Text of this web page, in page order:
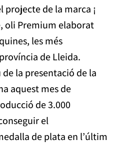
projecte de la marca ¡
oli Premium elaborat
les més
de Lleida.
la presentació de la
aquest mes de
de 3.000
el
de plata en l’últim